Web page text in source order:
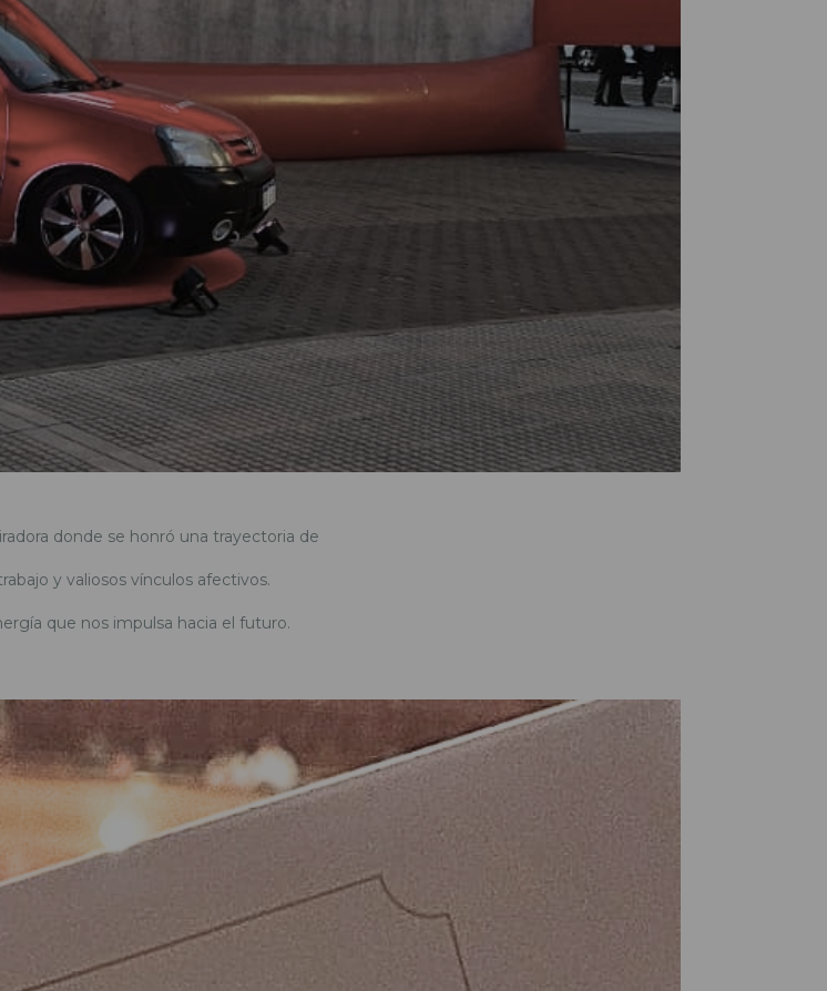
donde se honró una trayectoria de
y valiosos vínculos afectivos.
que nos impulsa hacia el futuro.